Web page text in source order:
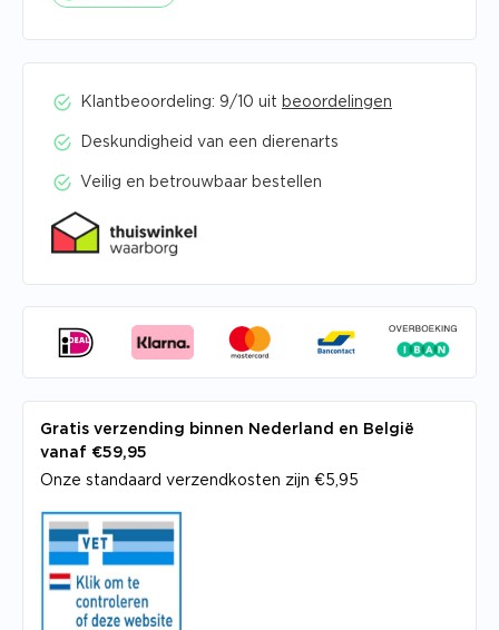
Klantbeoordeling: 9/10 uit beoordelingen
Deskundigheid van een dierenarts
Veilig en betrouwbaar bestellen
Gratis verzending binnen Nederland en België
vanaf €59,95
Onze standaard verzendkosten zijn €5,95